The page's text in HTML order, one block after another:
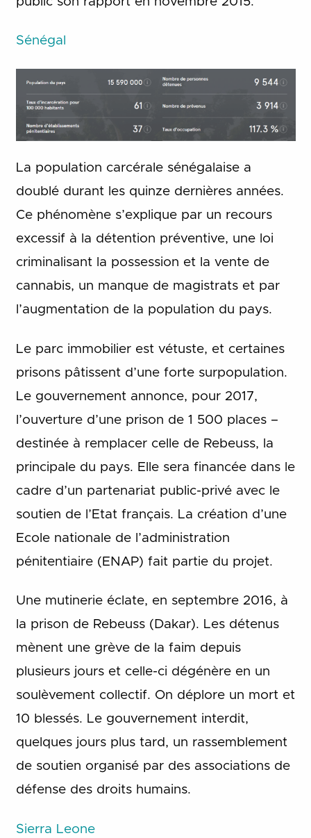
Sénégal
La population carcérale sénégalaise a
doublé durant les quinze dernières années.
Ce phénomène s’explique par un recours
excessif à la détention préventive, une loi
criminalisant la possession et la vente de
cannabis, un manque de magistrats et par
l’augmentation de la population du pays.
Le parc immobilier est vétuste, et certaines
prisons pâtissent d’une forte surpopulation.
Le gouvernement annonce, pour 2017,
l’ouverture d’une prison de 1 500 places –
destinée à remplacer celle de Rebeuss, la
principale du pays. Elle sera financée dans le
cadre d’un partenariat public-privé avec le
soutien de l’Etat français. La création d’une
Ecole nationale de l’administration
pénitentiaire (ENAP) fait partie du projet.
Une mutinerie éclate, en septembre 2016, à
la prison de Rebeuss (Dakar). Les détenus
mènent une grève de la faim depuis
plusieurs jours et celle-ci dégénère en un
soulèvement collectif. On déplore un mort et
10 blessés. Le gouvernement interdit,
quelques jours plus tard, un rassemblement
de soutien organisé par des associations de
défense des droits humains.
Sierra Leone